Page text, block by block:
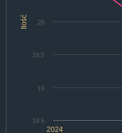
Ilość
2024
18.5
19
19.5
20